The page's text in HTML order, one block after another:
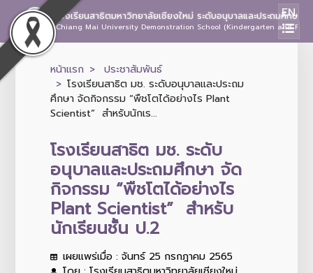
โรงเรียนสาธิตมหาวิทยาลัยเชียงใหม่ ระดับอนุบาลและประถมศึกษา
Chiang Mai University Demonstration School (Kindergarten and
EN
หน้าแรก
ประชาสัมพันธ์
โรงเรียนสาธิต มช. ระดับอนุบาลและประถม
ศึกษา จัดกิจกรรม “พืชโตได้อย่างไร Plant
Scientist” สำหรับนักเร...
โรงเรียนสาธิต มช. ระดับ
อนุบาลและประถมศึกษา จัด
กิจกรรม “พืชโตได้อย่างไร
Plant Scientist” สำหรับ
นักเรียนชั้น ป.2
เผยแพร่เมื่อ : จันทร์ 25 กรกฎาคม 2565